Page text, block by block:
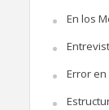
En los
Error en